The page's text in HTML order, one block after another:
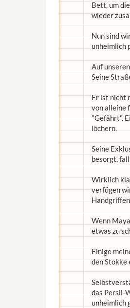
Bett, um
wieder
Nun sind
unheimlich
Auf
Seine
Er ist nicht
von alleine
"Gefährt".
löchern.
Seine
besorgt,
Wirklich
verfügen
Wenn
etwas zu
Einige
den Stokke
das Persil-
unheimlich